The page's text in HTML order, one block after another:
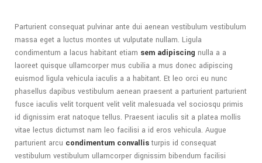
Parturient consequat pulvinar ante dui aenean vestibulum vestibulum
massa eget a luctus montes ut vulputate nullam. Ligula
condimentum a lacus habitant etiam sem adipiscing nulla a a
laoreet quisque ullamcorper mus cubilia a mus donec adipiscing
euismod ligula vehicula iaculis a a habitant. Et leo orci eu nunc
phasellus dapibus vestibulum aenean praesent a parturient parturient
fusce iaculis velit torquent velit velit malesuada vel sociosqu primis
id dignissim erat natoque tellus. Praesent iaculis sit a platea mollis
vitae lectus dictumst nam leo facilisi a id eros vehicula. Augue
parturient arcu condimentum convallisturpis id consequat
vestibulum vestibulum ullamcorper dignissim bibendum facilisi